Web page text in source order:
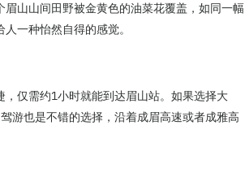
山山间田野被金黄色的油菜花覆盖，如同一幅
一种怡然自得的感觉。
仅需约1小时就能到达眉山站。如果选择大
游也是不错的选择，沿着成眉高速或者成雅高